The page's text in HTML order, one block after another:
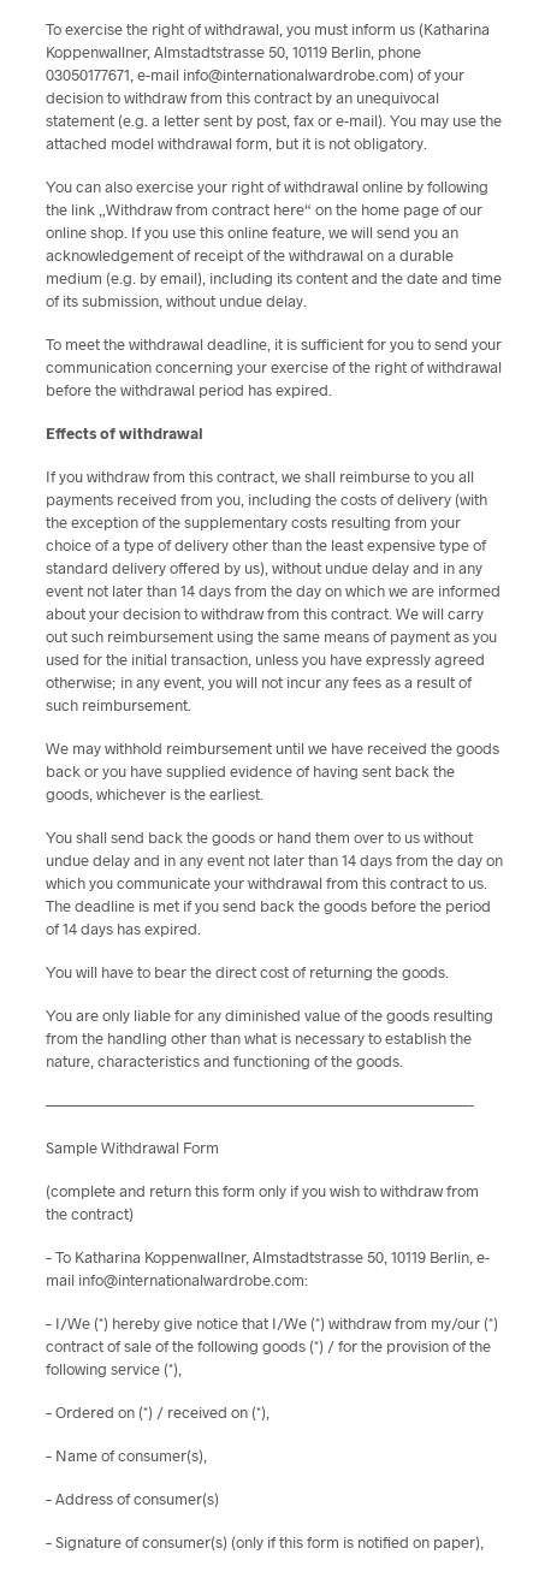
To exercise the right of withdrawal, you must inform us (Katharina
Koppenwallner, Almstadtstrasse 50, 10119 Berlin, phone
03050177671, e-mail info@internationalwardrobe.com) of your
decision to withdraw from this contract by an unequivocal
statement (e.g. a letter sent by post, fax or e-mail). You may use the
attached model withdrawal form, but it is not obligatory.
You can also exercise your right of withdrawal online by following
the link „Withdraw from contract here“ on the home page of our
online shop. If you use this online feature, we will send you an
acknowledgement of receipt of the withdrawal on a durable
medium (e.g. by email), including its content and the date and time
of its submission, without undue delay.
To meet the withdrawal deadline, it is sufficient for you to send your
communication concerning your exercise of the right of withdrawal
before the withdrawal period has expired.
Effects of withdrawal
If you withdraw from this contract, we shall reimburse to you all
payments received from you, including the costs of delivery (with
the exception of the supplementary costs resulting from your
choice of a type of delivery other than the least expensive type of
standard delivery offered by us), without undue delay and in any
event not later than 14 days from the day on which we are informed
about your decision to withdraw from this contract. We will carry
out such reimbursement using the same means of payment as you
used for the initial transaction, unless you have expressly agreed
otherwise; in any event, you will not incur any fees as a result of
such reimbursement.
We may withhold reimbursement until we have received the goods
back or you have supplied evidence of having sent back the
goods, whichever is the earliest.
You shall send back the goods or hand them over to us without
undue delay and in any event not later than 14 days from the day on
which you communicate your withdrawal from this contract to us.
The deadline is met if you send back the goods before the period
of 14 days has expired.
You will have to bear the direct cost of returning the goods.
You are only liable for any diminished value of the goods resulting
from the handling other than what is necessary to establish the
nature, characteristics and functioning of the goods.
———————————————————————————–
Sample Withdrawal Form
(complete and return this form only if you wish to withdraw from
the contract)
– To Katharina Koppenwallner, Almstadtstrasse 50, 10119 Berlin, e-
mail info@internationalwardrobe.com:
– I/We (*) hereby give notice that I/We (*) withdraw from my/our (*)
contract of sale of the following goods (*) / for the provision of the
following service (*),
– Ordered on (*) / received on (*),
– Name of consumer(s),
– Address of consumer(s)
– Signature of consumer(s) (only if this form is notified on paper),